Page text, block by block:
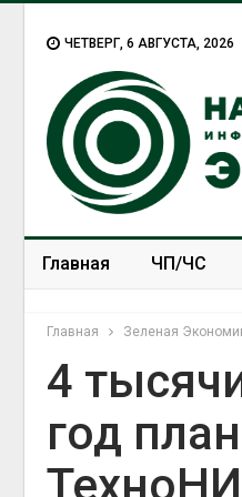
ЧЕТВЕРГ, 6 АВГУСТА, 2026
Главная ЧП/ЧС
Главная Зеленая
4
год
В